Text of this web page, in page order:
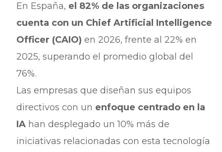
En España, el 82% de las organizaciones
cuenta con un Chief Artificial Intelligence
Officer (CAIO) en 2026, frente al 22% en
2025, superando el promedio global del
76%.
Las empresas que diseñan sus equipos
directivos con un enfoque centrado en la
IA han desplegado un 10% más de
iniciativas relacionadas con esta tecnología